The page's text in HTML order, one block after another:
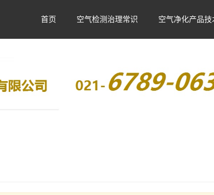
首页 空气检测治理常识 空气净化产品技